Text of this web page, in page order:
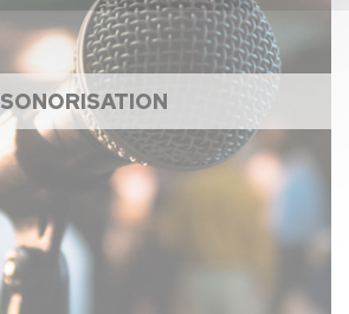
SONORISATION